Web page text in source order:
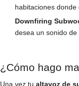
habitaciones donde
Downfiring
desea un sonido de
¿Cómo hago
Una vez tu altavoz de